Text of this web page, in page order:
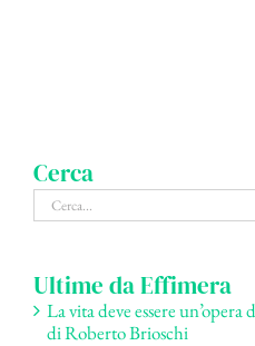
Cerca
Cerca
per:
Ultime da Effimera
La vita deve essere
di Roberto Brioschi